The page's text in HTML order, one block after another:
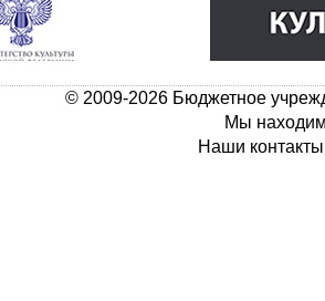
© 2009-2026 Бюджетное
Мы
Наши